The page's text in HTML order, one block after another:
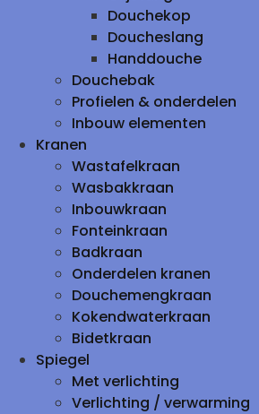
Douchekop
Doucheslang
Handdouche
Douchebak
Profielen & onderdelen
Inbouw elementen
Kranen
Wastafelkraan
Wasbakkraan
Inbouwkraan
Fonteinkraan
Badkraan
Onderdelen kranen
Douchemengkraan
Kokendwaterkraan
Bidetkraan
Spiegel
Met verlichting
Verlichting / verwarming